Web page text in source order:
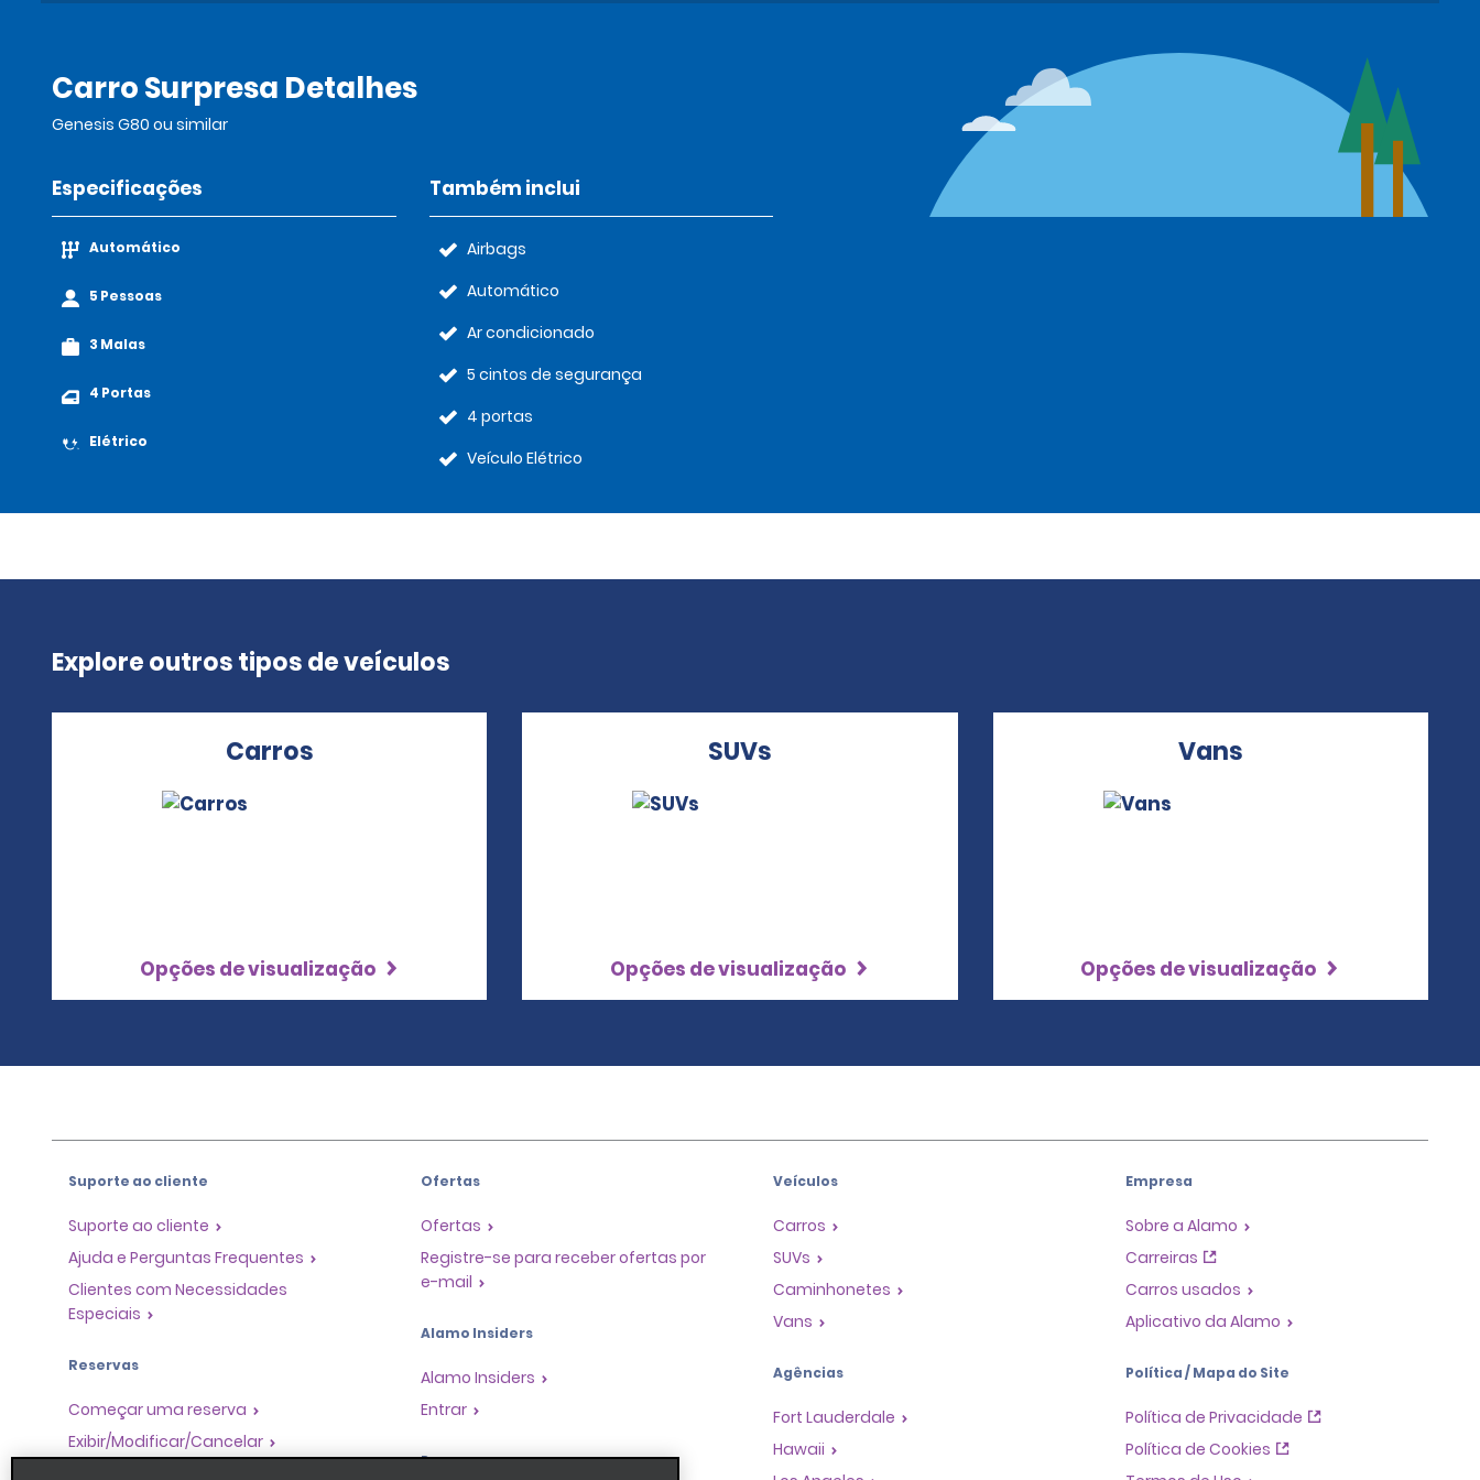
Carro Surpresa Detalhes
Genesis G80 ou similar
Especificações
Automático
5 Pessoas
3 Malas
4 Portas
Elétrico
Também inclui
Airbags
Automático
Ar condicionado
5 cintos de segurança
4 portas
Veículo Elétrico
Explore outros tipos de veículos
Carros
Opções de visualização
SUVs
Opções de visualização
Vans
Opções de visualização
Suporte ao cliente
Suporte ao cliente
Ajuda e Perguntas Frequentes
Clientes com Necessidades
Especiais
Reservas
Começar uma reserva
Exibir/Modificar/Cancelar
Ofertas
Ofertas
Registre-se para receber ofertas por
e-mail
Alamo Insiders
Alamo Insiders
Entrar
Programas
Veículos
Carros
SUVs
Caminhonetes
Vans
Agências
Fort Lauderdale
Hawaii
Empresa
Sobre a Alamo
Carreiras
Carros usados
Aplicativo da Alamo
Política / Mapa do Site
Política de Privacidade
Política de Cookies